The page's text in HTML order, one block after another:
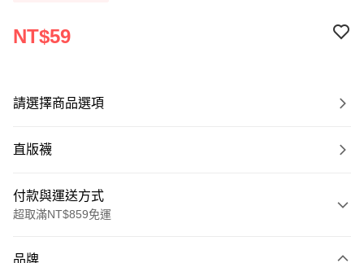
NT$59
請選擇商品選項
直版襪
付款與運送方式
超取滿NT$859免運
品牌